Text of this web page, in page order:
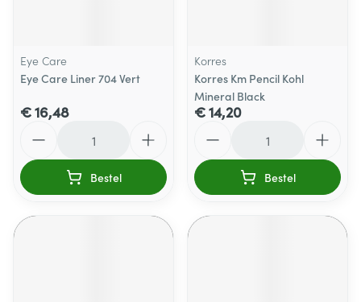
Eye Care
Eye Care Liner 704 Vert
€ 16,48
Bestel
Korres
Korres Km Pencil Kohl
Mineral Black
€ 14,20
Bestel